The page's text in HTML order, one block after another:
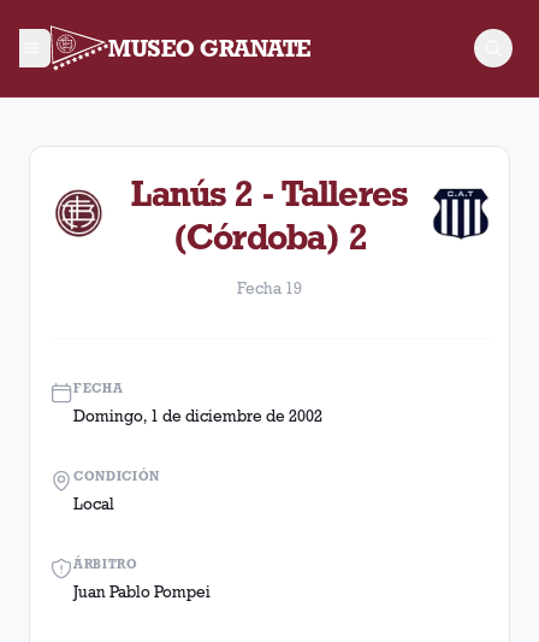
MUSEO GRANATE
Fecha 19. Partido entre Lanús y Talleres (Córdoba)
Lanús 2 - Talleres
(Córdoba) 2
Fecha 19
FECHA
Domingo, 1 de diciembre de 2002
ÁRBITRO
Juan Pablo Pompei
CONDICIÓN
Local